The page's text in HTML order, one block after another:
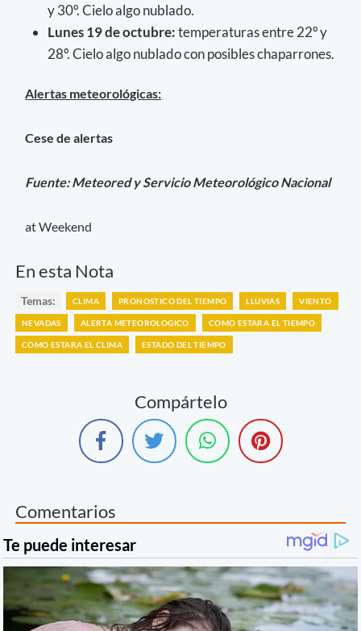
y 30º. Cielo algo nublado.
Lunes 19 de octubre:temperaturas entre 22º y
28º. Cielo algo nublado con posibles chaparrones.
Alertas meteorológicas:
Cese de alertas
Fuente: Meteored y Servicio Meteorológico Nacional
at Weekend
En esta Nota
Temas: CLIMA PRONOSTICO DEL TIEMPO LLUVIAS VIENTO
NEVADAS ALERTA METEOROLOGICO COMO ESTARA EL TIEMPO
COMO ESTARA EL CLIMA ESTADO DEL TIEMPO
Compártelo
Comentarios